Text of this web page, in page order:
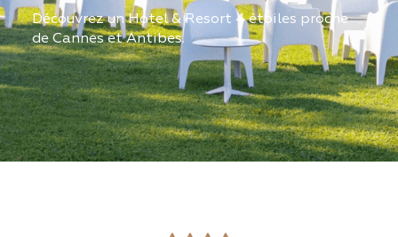
Découvrez un Hotel & Resort 4 étoiles proche
de Cannes et Antibes.